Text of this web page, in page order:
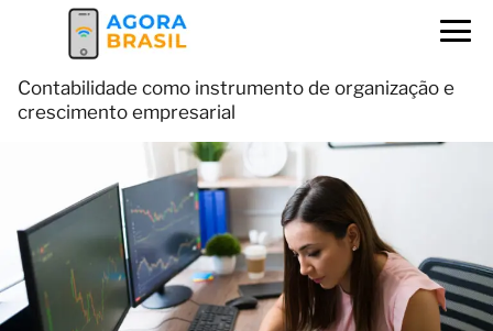
Contabilidade como instrumento de organização e
crescimento empresarial